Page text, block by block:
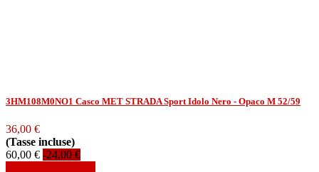
3HM108M0NO1 Casco MET STRADA Sport Idolo Nero - Opaco M 52/59
36,00 €
(Tasse incluse)
60,00 € -24,00 €